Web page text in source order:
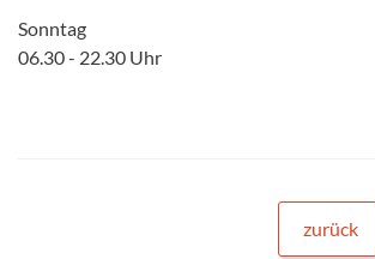
Sonntag
06.30 - 22.30 Uhr
zurück